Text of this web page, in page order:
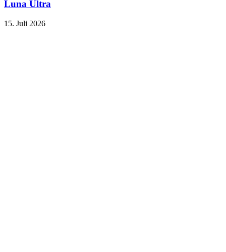
Luna Ultra
15. Juli 2026